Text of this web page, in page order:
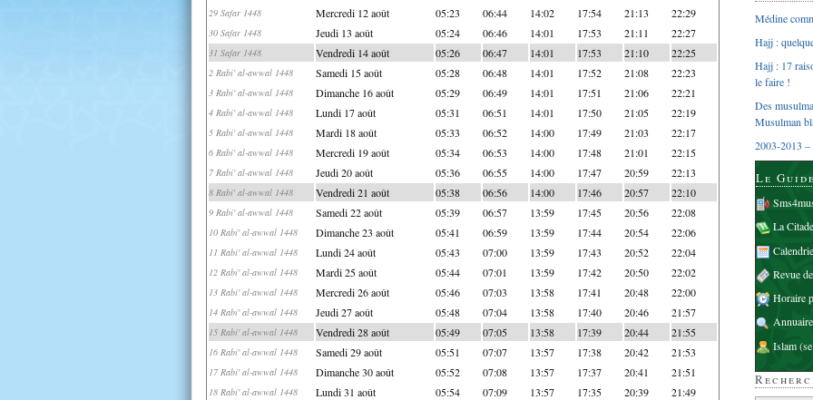
29 Safar 1448 Mercredi 12 août 05:23 06:44 14:02 17:54 21:13 22:29
30 Safar 1448 Jeudi 13 août 05:24 06:46 14:01 17:53 21:11 22:27
31 Safar 1448 Vendredi 14 août 05:26 06:47 14:01 17:53 21:10 22:25
2 Rabi' al-awwal 1448 Samedi 15 août 05:28 06:48 14:01 17:52 21:08 22:23
3 Rabi' al-awwal 1448 Dimanche 16 août 05:29 06:49 14:01 17:51 21:06 22:21
4 Rabi' al-awwal 1448 Lundi 17 août 05:31 06:51 14:01 17:50 21:05 22:19
5 Rabi' al-awwal 1448 Mardi 18 août 05:33 06:52 14:00 17:49 21:03 22:17
6 Rabi' al-awwal 1448 Mercredi 19 août 05:34 06:53 14:00 17:48 21:01 22:15
7 Rabi' al-awwal 1448 Jeudi 20 août 05:36 06:55 14:00 17:47 20:59 22:13
8 Rabi' al-awwal 1448 Vendredi 21 août 05:38 06:56 14:00 17:46 20:57 22:10
9 Rabi' al-awwal 1448 Samedi 22 août 05:39 06:57 13:59 17:45 20:56 22:08
10 Rabi' al-awwal 1448 Dimanche 23 août 05:41 06:59 13:59 17:44 20:54 22:06
11 Rabi' al-awwal 1448 Lundi 24 août 05:43 07:00 13:59 17:43 20:52 22:04
12 Rabi' al-awwal 1448 Mardi 25 août 05:44 07:01 13:59 17:42 20:50 22:02
13 Rabi' al-awwal 1448 Mercredi 26 août 05:46 07:03 13:58 17:41 20:48 22:00
14 Rabi' al-awwal 1448 Jeudi 27 août 05:48 07:04 13:58 17:40 20:46 21:57
15 Rabi' al-awwal 1448 Vendredi 28 août 05:49 07:05 13:58 17:39 20:44 21:55
16 Rabi' al-awwal 1448 Samedi 29 août 05:51 07:07 13:57 17:38 20:42 21:53
17 Rabi' al-awwal 1448 Dimanche 30 août 05:52 07:08 13:57 17:37 20:41 21:51
18 Rabi' al-awwal 1448 Lundi 31 août 05:54 07:09 13:57 17:35 20:39 21:49
Médine
Hajj :
Hajj : 17
le faire !
Des
Musulman
2003-2013 –
Le
La
Revue
Horaire
Islam